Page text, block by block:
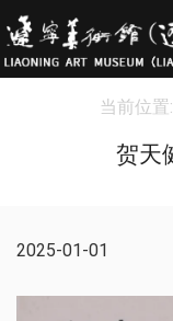
当前位置:
贺天
2025-01-01